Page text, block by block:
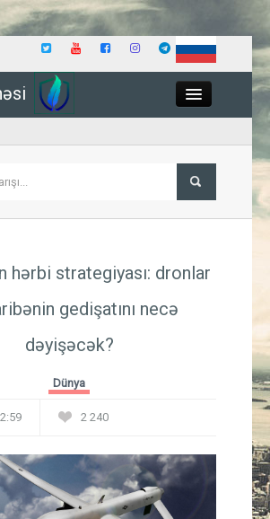
İqtisadiyyat
Mədəniyyət
Müsahibə
hərbi strategiyası: dronlar
gedişatını necə
dəyişəcək?
Dünya
2 240